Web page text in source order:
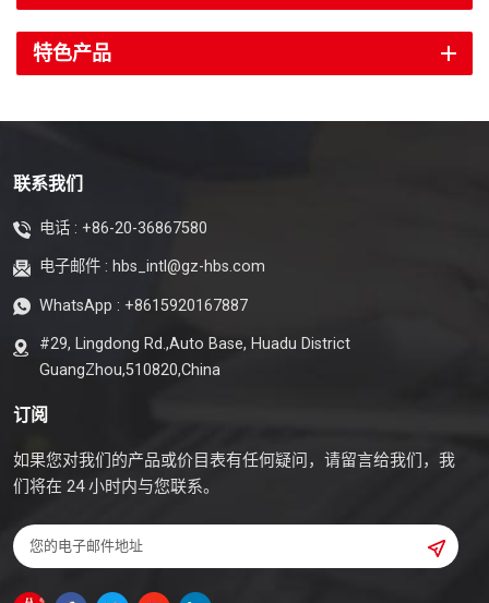
特色产品
联系我们
电话 : +86-20-36867580
电子邮件 : hbs_intl@gz-hbs.com
WhatsApp : +8615920167887
#29, Lingdong Rd.,Auto Base, Huadu District
GuangZhou,510820,China
订阅
如果您对我们的产品或价目表有任何疑问，请留言给我们，我
们将在 24 小时内与您联系。